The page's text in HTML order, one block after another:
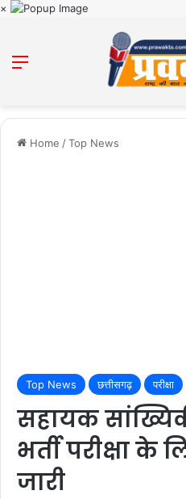
×
Menu
Home /Top News
Top News छत्तीसगढ़ परीक्षा
सहायक
भर्ती परीक्षा के
जारी